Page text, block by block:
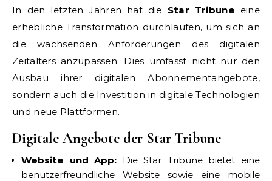
In den letzten Jahren hat die Star Tribune eine
erhebliche Transformation durchlaufen, um sich an
die wachsenden Anforderungen des digitalen
Zeitalters anzupassen. Dies umfasst nicht nur den
Ausbau ihrer digitalen Abonnementangebote,
sondern auch die Investition in digitale Technologien
und neue Plattformen.
Digitale Angebote der Star Tribune
Website und App: Die Star Tribune bietet eine
benutzerfreundliche Website sowie eine mobile